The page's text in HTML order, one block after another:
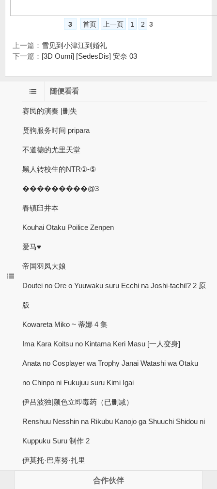
3 首页 上一页 1 2 3
上一篇： 雪见到小津江到婚礼
下一篇： [3D Oumi] [SedesDis] 安奈 03
随便看看
赛民的演奏 |删失
贤驹服务时间 pripara
不道德的尤里天堂
黑人转校生的NTR①-⑤
���������@3
春镇臼井本
Kouhai Otaku Poilice Zenpen
爱马♥
帝国羽凤大娘
Doutei no Ore o Yuuwaku suru Ecchi na Joshi-tachi!? 2 原
版
Kowareta Miko ~ 蒂娜 4 集
Ima Kara Koitsu no Kintama Keri Masu [一人变身]
Anata no Cosplayer wa Trophy Janai Watashi wa Otaku
no Chinpo ni Fukujuu suru Kimi Igai
伊吕波独|颜色立即毒药（已删减）
Renshuu Nesshin na Rikubu Kanojo ga Shuuchi Shidou ni
Kuppuku Suru 制作 2
伊莫托·巴库努·扎里
合作伙伴